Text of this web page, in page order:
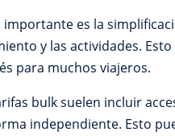
es la
y las actividades.
para muchos viajeros.
bulk suelen incluir
independiente. Esto